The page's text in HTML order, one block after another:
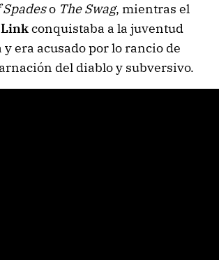
o The Swag, mientras el
Linkconquistaba a la juventud
era acusado por lo rancio de
del diablo y subversivo.